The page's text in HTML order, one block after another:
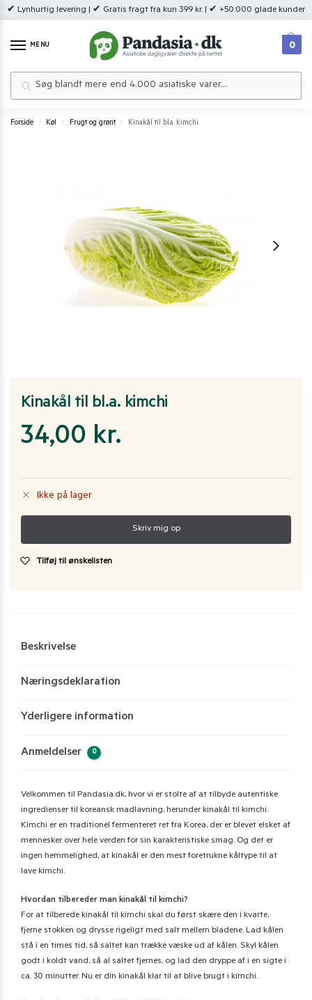
✔ Lynhurtig levering | ✔ Gratis fragt fra kun 399 kr. | ✔ +50.000 glade kunder
MENU 0
Forside / Køl / Frugt og grønt / Kinakål til bl.a. kimchi
Kinakål til bl.a. kimchi
34,00 kr.
Ikke på lager
Tilføj til ønskelisten
Beskrivelse
Næringsdeklaration
Yderligere information
Anmeldelser 0
Velkommen til Pandasia.dk, hvor vi er stolte af at tilbyde autentiske
ingredienser til koreansk madlavning, herunder kinakål til kimchi.
Kimchi er en traditionel fermenteret ret fra Korea, der er blevet elsket af
mennesker over hele verden for sin karakteristiske smag. Og det er
ingen hemmelighed, at kinakål er den mest foretrukne kåltype til at
lave kimchi.
Hvordan tilbereder man kinakål til kimchi?
For at tilberede kinakål til kimchi skal du først skære den i kvarte,
fjerne stokken og drysse rigeligt med salt mellem bladene. Lad kålen
stå i en times tid, så saltet kan trække væske ud af kålen. Skyl kålen
godt i koldt vand, så al saltet fjernes, og lad den dryppe af i en sigte i
ca. 30 minutter. Nu er din kinakål klar til at blive brugt i kimchi.